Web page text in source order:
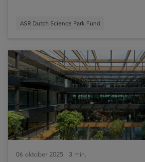
ASR Dutch Science Park Fund
06 oktober 2025 | 3 min.